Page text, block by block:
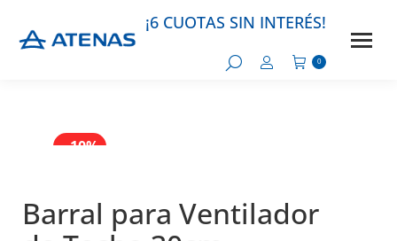
¡6 CUOTAS SIN INTERÉS!
0
- 10%
- 10%
Barral para Ventilador